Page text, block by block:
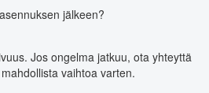
jälkeen?
Jos ongelma jatkuu, ota yhteyttä
vaihtoa varten.